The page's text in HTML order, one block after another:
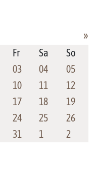
»
Fr Sa
So
03 04
05
10 11
12
17 18
19
24 25
26
31 1 2